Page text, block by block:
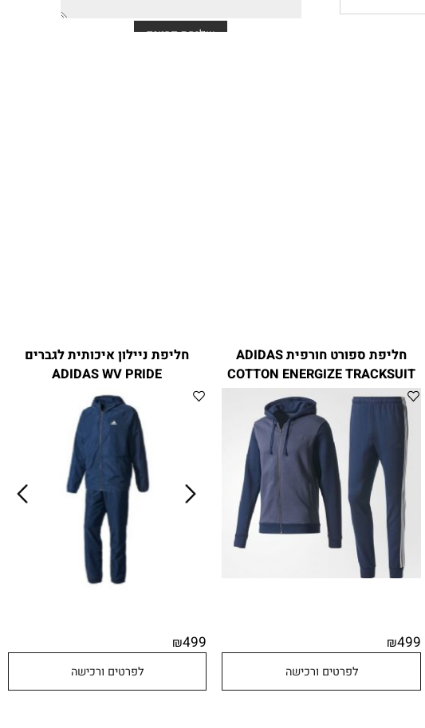
חליפת ספורט חורפית ADIDAS
COTTON ENERGIZE TRACKSUIT
חליפת ניילון איכותית לגברים
ADIDAS WV PRIDE